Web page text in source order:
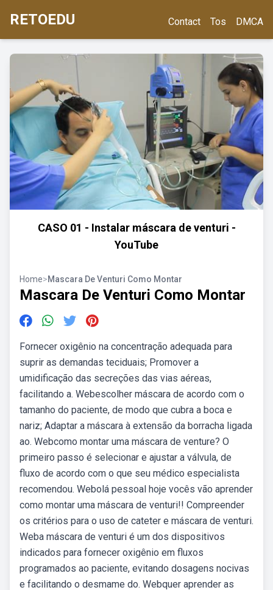
RETOEDU Contact Tos DMCA
CASO 01 - Instalar máscara de venturi -
YouTube
Home>Mascara De Venturi Como Montar
Mascara De Venturi Como Montar
Fornecer oxigênio na concentração adequada para
suprir as demandas teciduais; Promover a
umidificação das secreções das vias aéreas,
facilitando a. Webescolher máscara de acordo com o
tamanho do paciente, de modo que cubra a boca e
nariz; Adaptar a máscara à extensão da borracha ligada
ao. Webcomo montar uma máscara de venture? O
primeiro passo é selecionar e ajustar a válvula, de
fluxo de acordo com o que seu médico especialista
recomendou. Webolá pessoal hoje vocês vão aprender
como montar uma máscara de venturi!! Compreender
os critérios para o uso de cateter e máscara de venturi.
Weba máscara de venturi é um dos dispositivos
indicados para fornecer oxigênio em fluxos
programados ao paciente, evitando dosagens nocivas
e facilitando o desmame do. Webquer aprender as